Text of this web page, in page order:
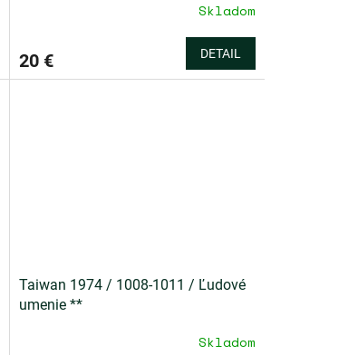
Skladom
20 € DETAIL
Taiwan 1974 / 1008-1011 / Ľudové
umenie **
Skladom